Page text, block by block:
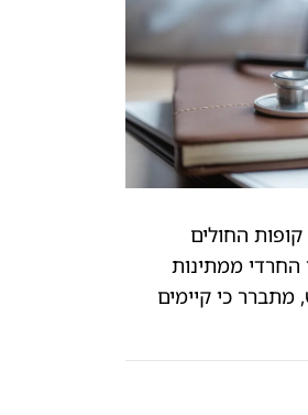
החולים
החרדי ממתינות
מתברר כי קיימים